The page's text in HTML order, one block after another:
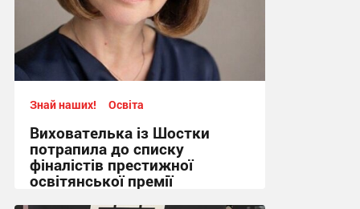
Знай наших! Освіта
Вихователька із Шостки
потрапила до списку
фіналістів престижної
освітянської премії